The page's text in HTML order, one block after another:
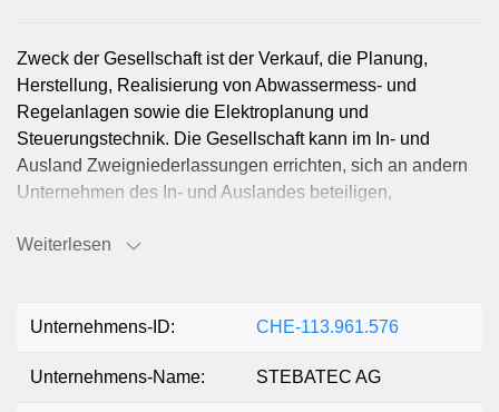
Zweck der Gesellschaft ist der Verkauf, die Planung,
Herstellung, Realisierung von Abwassermess- und
Regelanlagen sowie die Elektroplanung und
Steuerungstechnik. Die Gesellschaft kann im In- und
Ausland Zweigniederlassungen errichten, sich an andern
Unternehmen des In- und Auslandes beteiligen,
sich mit solchen zusammenschliessen, Grundstücke
der Gesellschaft direkt oder indirekt zu fördern.
Weiterlesen
Unternehmens-ID: CHE-113.961.576
Unternehmens-Name: STEBATEC AG